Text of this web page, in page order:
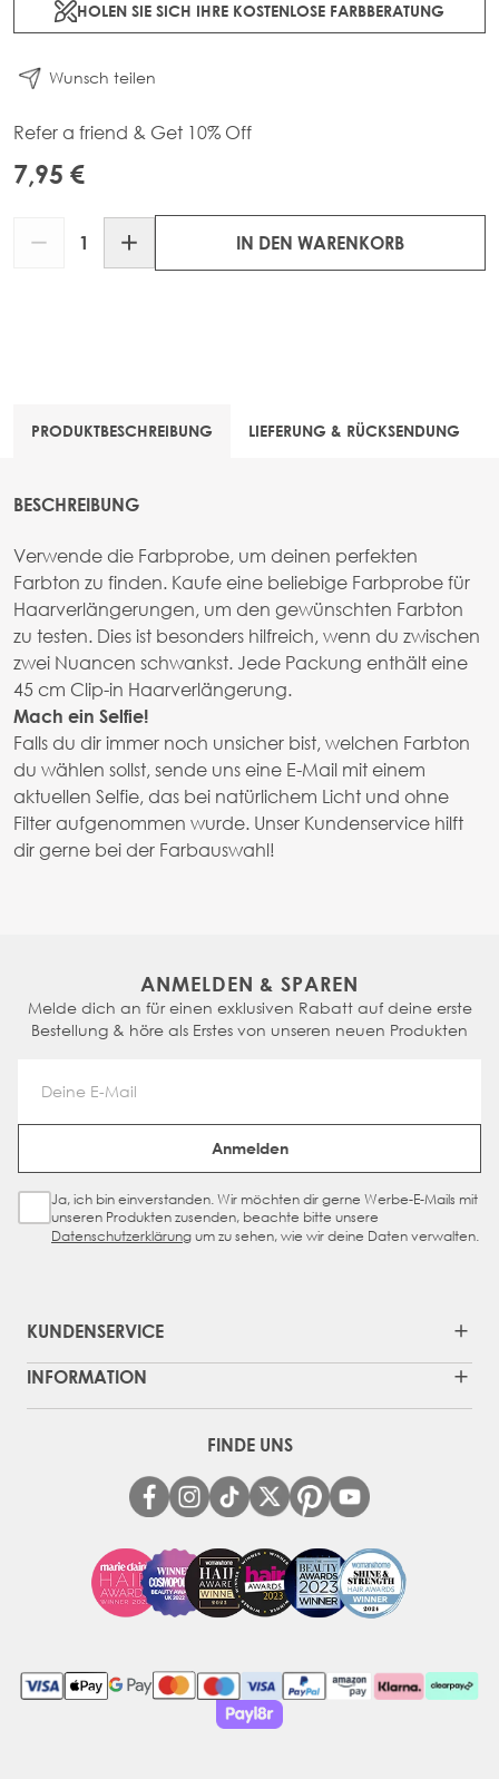
HOLEN SIE SICH IHRE KOSTENLOSE FARBBERATUNG
Wunsch teilen
Refer a friend & Get 10% Off
7,95 €
IN DEN WARENKORB
PRODUKTBESCHREIBUNG LIEFERUNG & RÜCKSENDUNG
BESCHREIBUNG
Verwende die Farbprobe, um deinen perfekten
Farbton zu finden. Kaufe eine beliebige Farbprobe für
Haarverlängerungen, um den gewünschten Farbton
zu testen. Dies ist besonders hilfreich, wenn du zwischen
zwei Nuancen schwankst. Jede Packung enthält eine
45 cm Clip-in Haarverlängerung.
Mach ein Selfie!
Falls du dir immer noch unsicher bist, welchen Farbton
du wählen sollst, sende uns eine E-Mail mit einem
aktuellen Selfie, das bei natürlichem Licht und ohne
Filter aufgenommen wurde. Unser Kundenservice hilft
dir gerne bei der Farbauswahl!
ANMELDEN & SPAREN
Melde dich an für einen exklusiven Rabatt auf deine erste
Bestellung & höre als Erstes von unseren neuen Produkten
Email Address
Anmelden
Sign Up Checkbox
Ja, ich bin einverstanden. Wir möchten dir gerne Werbe-E-Mails mit
unseren Produkten zusenden, beachte bitte unsere
Datenschutzerklärungum zu sehen, wie wir deine Daten verwalten.
KUNDENSERVICE
INFORMATION
FINDE UNS